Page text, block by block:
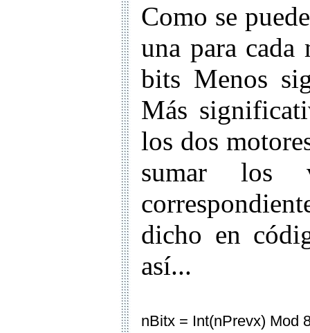
Como se
una para
bits Menos
Más
los dos
sumar los
dicho en
así...
nBitx = Int(nPrevx) Mod